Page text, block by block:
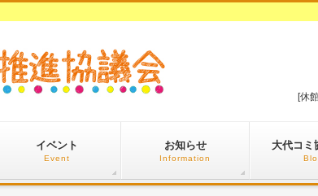
[休
イベント
Event
お知らせ
Information
大代コミ